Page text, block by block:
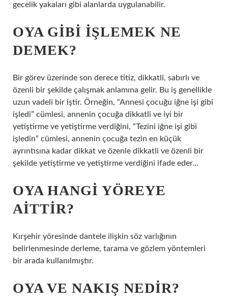
gecelik yakaları gibi alanlarda uygulanabilir.
OYA GIBI IŞLEMEK NE
DEMEK?
Bir görev üzerinde son derece titiz, dikkatli, sabırlı ve
özenli bir şekilde çalışmak anlamına gelir. Bu iş genellikle
uzun vadeli bir iştir. Örneğin, “Annesi çocuğu iğne işi gibi
işledi” cümlesi, annenin çocuğa dikkatli ve iyi bir
yetiştirme ve yetiştirme verdiğini, “Tezini iğne işi gibi
işledin” cümlesi, annenin çocuğa tezin en küçük
ayrıntısına kadar dikkat ve özenle dikkatli ve özenli bir
şekilde yetiştirme ve yetiştirme verdiğini ifade eder…
OYA HANGI YÖREYE
AITTIR?
Kırşehir yöresinde dantele ilişkin söz varlığının
belirlenmesinde derleme, tarama ve gözlem yöntemleri
bir arada kullanılmıştır.
OYA VE NAKIŞ NEDIR?